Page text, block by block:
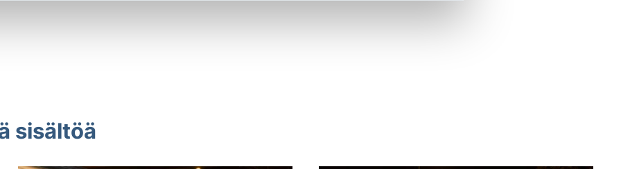
sisältöä